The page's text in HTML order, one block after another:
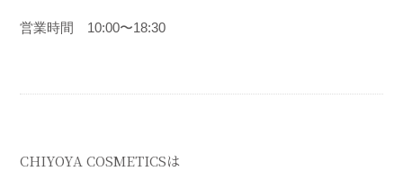
営業時間 10:00〜18:30
CHIYOYA COSMETICSは